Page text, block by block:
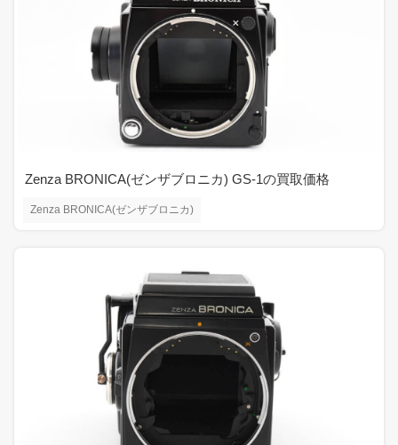
Zenza BRONICA(ゼンザブロニカ)
Zenza BRONICA(ゼンザブロニカ) GS-1の買取価格